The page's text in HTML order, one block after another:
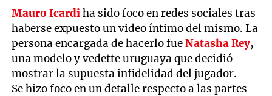
Mauro Icardiha sido foco en redes sociales tras
haberse expuesto un video íntimo del mismo. La
persona encargada de hacerlo fueNatasha Rey,
una modelo y vedette uruguaya que decidió
mostrar la supuesta infidelidad del jugador.
Se hizo foco en un detalle respecto a las partes